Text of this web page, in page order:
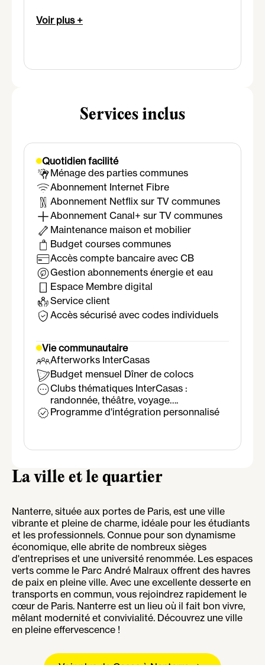
Bureau et chaise
Voir plus +
Services inclus
Quotidien facilité
Ménage des parties communes
Abonnement Internet Fibre
Abonnement Netflix sur TV communes
Abonnement Canal+ sur TV communes
Maintenance maison et mobilier
Budget courses communes
Accès compte bancaire avec CB
Gestion abonnements énergie et eau
Espace Membre digital
Service client
Accès sécurisé avec codes individuels
Vie communautaire
Afterworks InterCasas
Budget mensuel Dîner de colocs
Clubs thématiques InterCasas :
randonnée, théâtre, voyage….
Programme d'intégration personnalisé
La ville et le quartier
Nanterre, située aux portes de Paris, est une ville
vibrante et pleine de charme, idéale pour les étudiants
et les professionnels. Connue pour son dynamisme
économique, elle abrite de nombreux sièges
d'entreprises et une université renommée. Les espaces
verts comme le Parc André Malraux offrent des havres
de paix en pleine ville. Avec une excellente desserte en
transports en commun, vous rejoindrez rapidement le
cœur de Paris. Nanterre est un lieu où il fait bon vivre,
mêlant modernité et convivialité. Découvrez une ville
en pleine effervescence !